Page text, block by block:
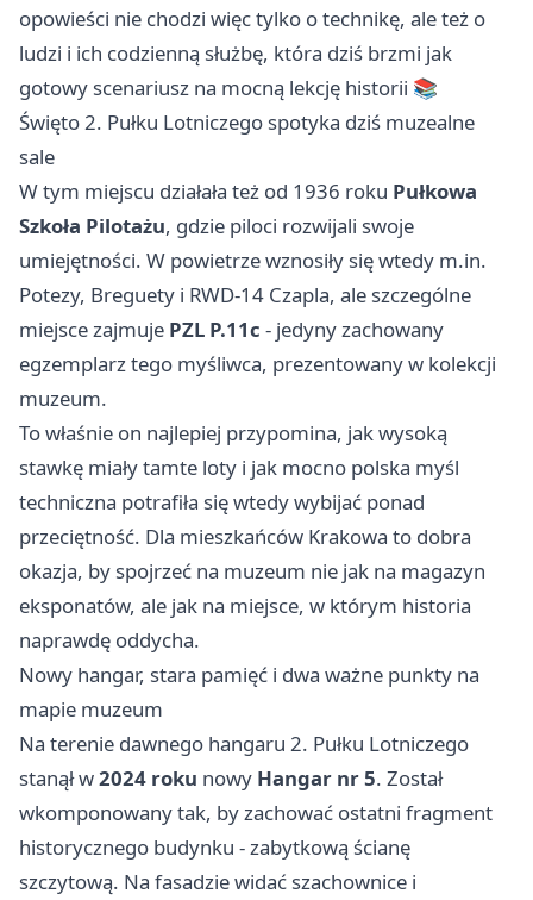
opowieści nie chodzi więc tylko o technikę, ale też o
ludzi i ich codzienną służbę, która dziś brzmi jak
gotowy scenariusz na mocną lekcję historii 📚
Święto 2. Pułku Lotniczego spotyka dziś muzealne
sale
W tym miejscu działała też od 1936 roku Pułkowa
Szkoła Pilotażu, gdzie piloci rozwijali swoje
umiejętności. W powietrze wznosiły się wtedy m.in.
Potezy, Breguety i RWD-14 Czapla, ale szczególne
miejsce zajmuje PZL P.11c - jedyny zachowany
egzemplarz tego myśliwca, prezentowany w kolekcji
muzeum.
To właśnie on najlepiej przypomina, jak wysoką
stawkę miały tamte loty i jak mocno polska myśl
techniczna potrafiła się wtedy wybijać ponad
przeciętność. Dla mieszkańców Krakowa to dobra
okazja, by spojrzeć na muzeum nie jak na magazyn
eksponatów, ale jak na miejsce, w którym historia
naprawdę oddycha.
Nowy hangar, stara pamięć i dwa ważne punkty na
mapie muzeum
Na terenie dawnego hangaru 2. Pułku Lotniczego
stanął w2024 roku nowy Hangar nr 5. Został
wkomponowany tak, by zachować ostatni fragment
historycznego budynku - zabytkową ścianę
szczytową. Na fasadzie widać szachownice i